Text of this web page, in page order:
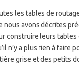
les tables de
nous avons décrites
construire leurs
n’y a plus rien à faire
grise et des petits